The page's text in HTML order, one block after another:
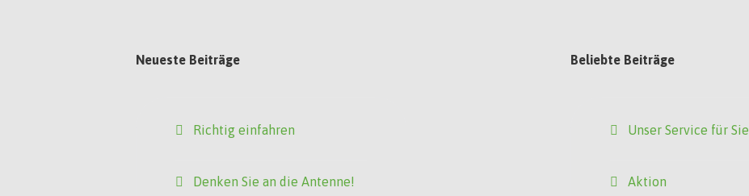
Neueste Beiträge
Richtig einfahren
Denken Sie an die Antenne!
Beliebte Beiträge
Unser Service für Sie
Aktion